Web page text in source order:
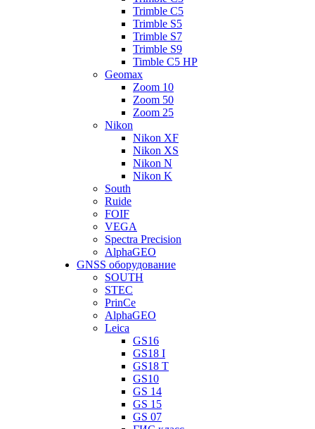
Trimble C5
Trimble S5
Trimble S7
Trimble S9
Timble C5 HP
Geomax
Zoom 10
Zoom 50
Zoom 25
Nikon
Nikon XF
Nikon XS
Nikon N
Nikon K
South
Ruide
FOIF
VEGA
Spectra Precision
AlphaGEO
GNSS оборудование
SOUTH
STEC
PrinCe
AlphaGEO
Leica
GS16
GS18 I
GS18 T
GS10
GS 14
GS 15
GS 07